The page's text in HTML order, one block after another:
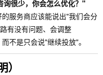
很少，你会怎么优化？"
服务商应该能说出"我们会分
有没有问题、会调整
不是只会说"继续投放"。